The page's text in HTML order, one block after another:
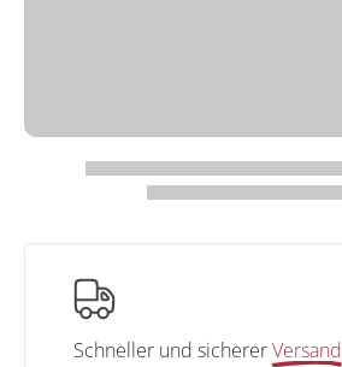
Schneller und sichererVersand